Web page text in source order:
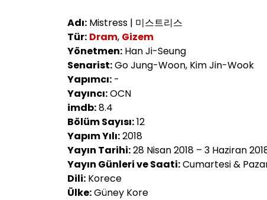
Adı: Mistress | 미스트리스
Tür: Dram, Gizem
Yönetmen: Han Ji-Seung
Senarist:Go Jung-Woon, Kim Jin-Wook
Yapımcı: -
Yayıncı:OCN
imdb:8.4
Bölüm Sayısı:12
Yapım Yılı:2018
Yayın Tarihi:28 Nisan 2018 – 3 Haziran
Yayın Günleri ve Saati:Cumartesi &
Dili: Korece
Ülke:Güney Kore